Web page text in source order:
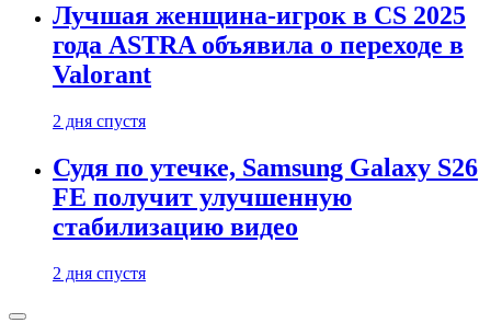
Лучшая женщина-игрок в CS 2025
года ASTRA объявила о переходе в
Valorant
2 дня спустя
Судя по утечке, Samsung Galaxy S26
FE получит улучшенную
стабилизацию видео
2 дня спустя